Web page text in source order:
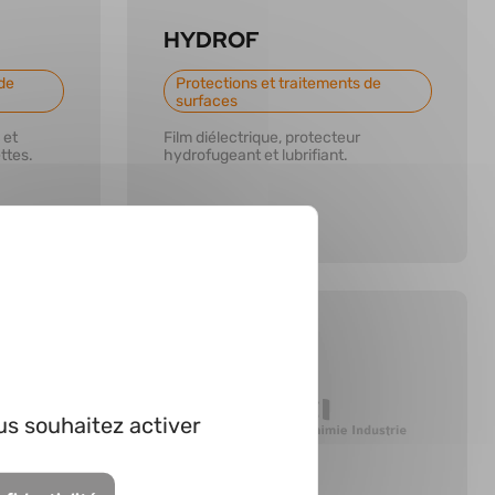
et
HYDROF
Protections et traitements de
surfaces
Film diélectrique, protecteur
hydrofugeant et lubrifiant.
souhaitez activer